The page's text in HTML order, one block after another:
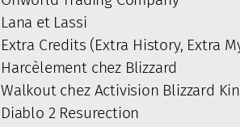
Lana et Lassi
Extra Credits (Extra History, Extra
Harcèlement chez Blizzard
Walkout chez Activision Blizzard
Diablo 2 Resurection